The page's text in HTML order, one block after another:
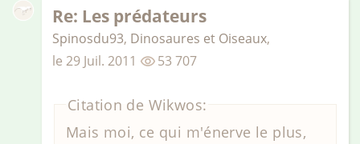
Re: Les prédateurs
Spinosdu93, Dinosaures et Oiseaux,
le29 Juil. 2011 53 707
Citation de Wikwos:
Mais moi, ce qui m'énerve le plus,